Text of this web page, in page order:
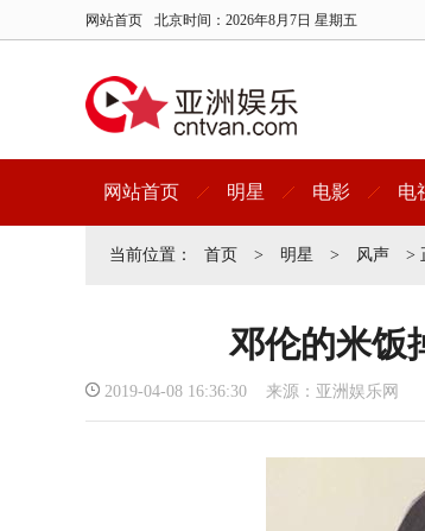
网站首页 北京时间： 2026年8月7日 星期五
网站首页 明星 电影 电
当前位置： 首页 > 明星 > 风声 >
邓伦的米饭
2019-04-08 16:36:30 来源：亚洲娱乐网